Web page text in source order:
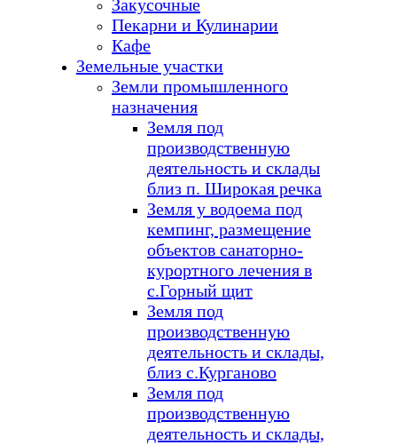
Закусочные
Пекарни и Кулинарии
Кафе
Земельные участки
Земли промышленного
назначения
Земля под
производственную
деятельность и склады
близ п. Широкая речка
Земля у водоема под
кемпинг, размещение
объектов санаторно-
курортного лечения в
с.Горный щит
Земля под
производственную
деятельность и склады,
близ с.Курганово
Земля под
производственную
деятельность и склады,